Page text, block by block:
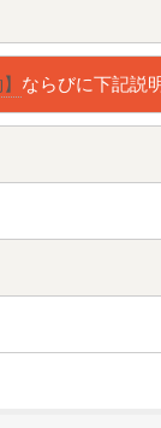
ならびに下記説